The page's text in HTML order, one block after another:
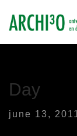
Day
june 13,